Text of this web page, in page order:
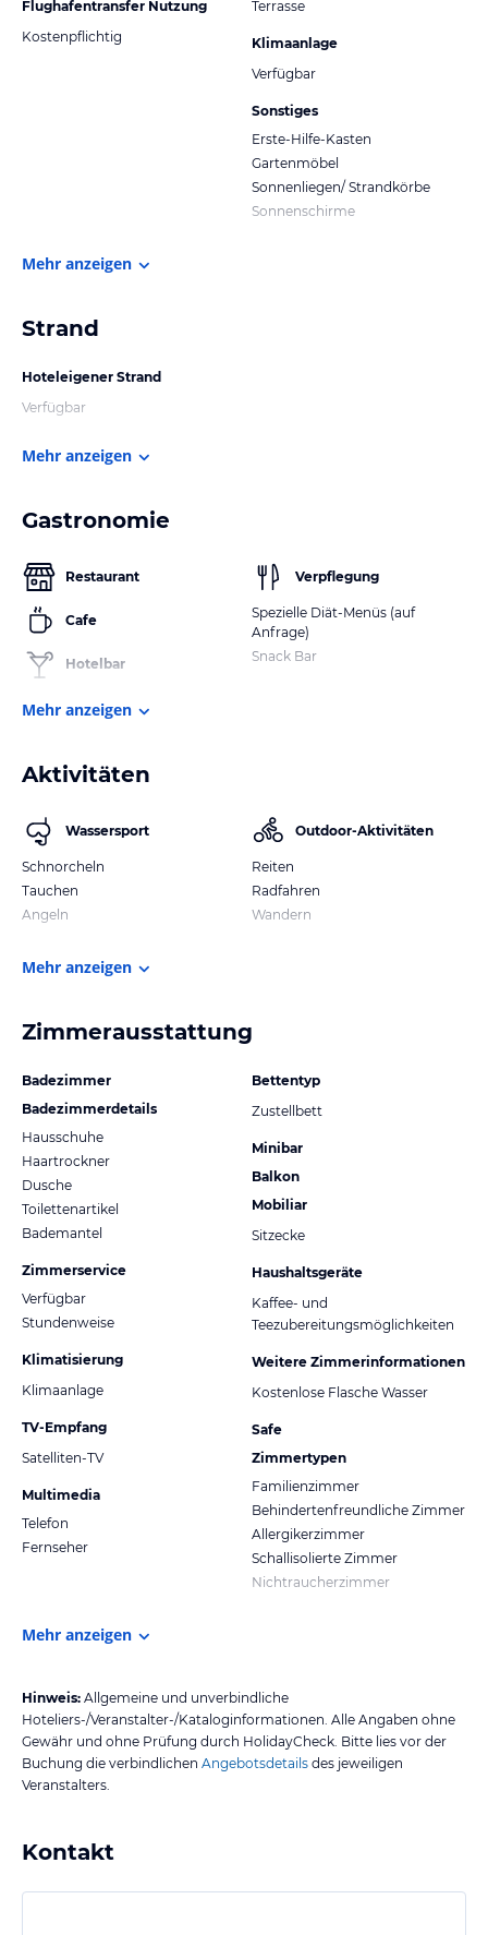
Flughafentransfer Nutzung
Kostenpflichtig
Terrasse
Klimaanlage
Verfügbar
Sonstiges
Erste-Hilfe-Kasten
Gartenmöbel
Sonnenliegen/ Strandkörbe
Sonnenschirme
Mehr anzeigen
Strand
Hoteleigener Strand
Verfügbar
Mehr anzeigen
Gastronomie
Restaurant
Cafe
Hotelbar
Verpflegung
Spezielle Diät-Menüs (auf
Anfrage)
Snack Bar
Mehr anzeigen
Aktivitäten
Wassersport
Schnorcheln
Tauchen
Angeln
Outdoor-Aktivitäten
Reiten
Radfahren
Wandern
Mehr anzeigen
Zimmerausstattung
Badezimmer
Badezimmerdetails
Hausschuhe
Haartrockner
Dusche
Toilettenartikel
Bademantel
Zimmerservice
Verfügbar
Stundenweise
Klimatisierung
Klimaanlage
TV-Empfang
Satelliten-TV
Multimedia
Telefon
Fernseher
Bettentyp
Zustellbett
Minibar
Balkon
Mobiliar
Sitzecke
Haushaltsgeräte
Kaffee- und
Teezubereitungsmöglichkeiten
Weitere Zimmerinformationen
Kostenlose Flasche Wasser
Safe
Zimmertypen
Familienzimmer
Behindertenfreundliche Zimmer
Allergikerzimmer
Schallisolierte Zimmer
Nichtraucherzimmer
Mehr anzeigen
Hinweis: Allgemeine und unverbindliche
Hoteliers-/Veranstalter-/Kataloginformationen. Alle Angaben ohne
Gewähr und ohne Prüfung durch HolidayCheck. Bitte lies vor der
Buchung die verbindlichen Angebotsdetails des jeweiligen
Veranstalters.
Kontakt